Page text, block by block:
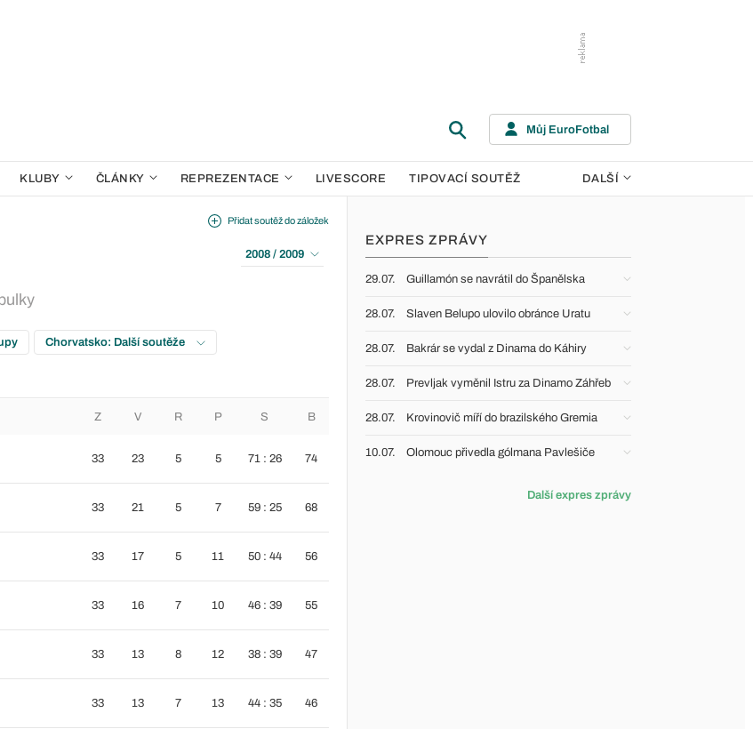
Můj EuroFotbal
KLUBY ČLÁNKY REPREZENTACE LIVESCORE TIPOVACÍ SOUTĚŽ DALŠÍ
Přidat soutěž do záložek
2008 / 2009
Chorvatsko: Další soutěže
Z V R P S B
33 23 5 5 71 : 26 74
33 21 5 7 59 : 25 68
33 17 5 11 50 : 44 56
33 16 7 10 46 : 39 55
33 13 8 12 38 : 39 47
33 13 7 13 44 : 35 46
EXPRES ZPRÁVY
29.07. Guillamón se navrátil do Španělska
28.07. Slaven Belupo ulovilo obránce Uratu
28.07. Bakrár se vydal z Dinama do Káhiry
28.07. Prevljak vyměnil Istru za Dinamo Záhřeb
28.07. Krovinovič míří do brazilského Gremia
10.07. Olomouc přivedla gólmana Pavlešiče
Další expres zprávy